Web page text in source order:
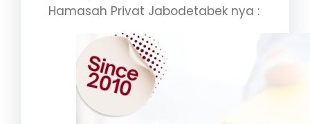
Hamasah Privat Jabodetabek nya :